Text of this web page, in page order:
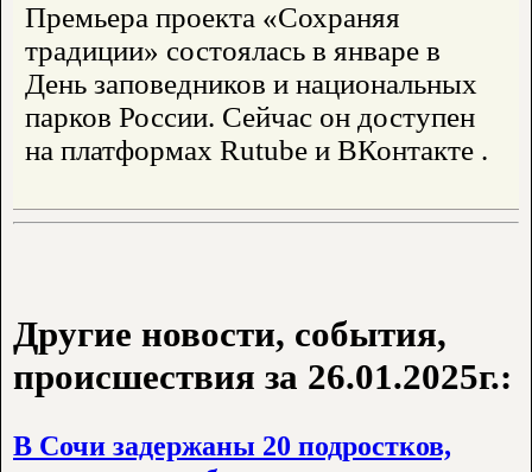
Премьера проекта «Сохраняя
традиции» состоялась в январе в
День заповедников и национальных
парков России. Сейчас он доступен
на платформах Rutube и ВКонтакте .
Другие новости, события,
происшествия за 26.01.2025г.:
В Сочи задержаны 20 подростков,